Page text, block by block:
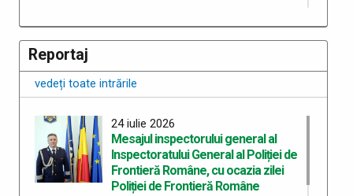
30 iunie 2026
Portrete de polițiști de frontieră
Poliția de Frontieră Română,
prezentă la aniversarea a 35 de ani
de existență a ANCMRR-MAI
26 iunie 2026
Reportaj
vedeți toate intrările
24 iulie 2026
Mesajul inspectorului general al
Inspectoratului General al Poliției de
Frontieră Române, cu ocazia zilei
Poliției de Frontieră Române